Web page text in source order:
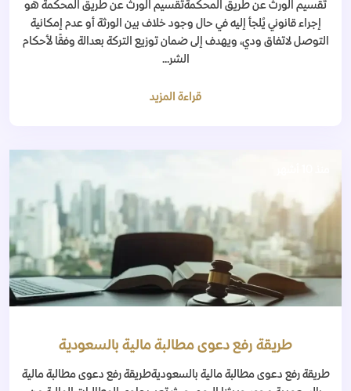
تقسيم الورث عن طريق المحكمةتقسيم الورث عن طريق المحكمة هو
إجراء قانوني يُلجأ إليه في حال وجود خلاف بين الورثة أو عدم إمكانية
التوصل لاتفاق ودي، ويهدف إلى ضمان توزيع التركة بعدالة وفقًا لأحكام
الشر...
قراءة المزيد
طريقة رفع دعوى مطالبة مالية بالسعودية
طريقة رفع دعوى مطالبة مالية بالسعوديةطريقة رفع دعوى مطالبة مالية